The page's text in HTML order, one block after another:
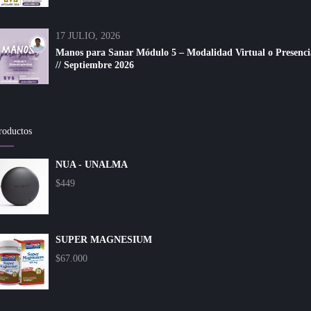
17 JULIO, 2026
Manos para Sanar Módulo 5 – Modalidad Virtual o
// Septiembre 2026
NUA - UNALMA
$449
SUPER MAGNESIUM
$67.000